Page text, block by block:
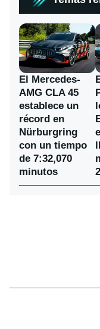
El Mercedes-
AMG CLA 45
establece un
récord en
Nürburgring
con un tiempo
de 7:32,070
minutos